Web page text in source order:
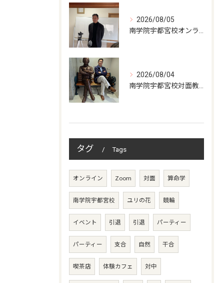
2026/08/05
2026/08/04
タグ Tags
オンライン Zoom 対面 算命学
南学院宇都宮校 ユリの花 競輪
イベント 引退 引退 パーティー
パーティー 支合 自然 干合
喫茶店 体験カフェ 対中